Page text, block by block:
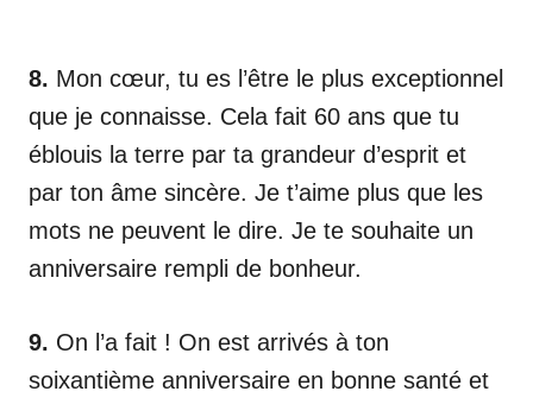
8. Mon cœur, tu es l’être le plus exceptionnel
que je connaisse. Cela fait 60 ans que tu
éblouis la terre par ta grandeur d’esprit et
par ton âme sincère. Je t’aime plus que les
mots ne peuvent le dire. Je te souhaite un
anniversaire rempli de bonheur.
9. On l’a fait ! On est arrivés à ton
soixantième anniversaire en bonne santé et